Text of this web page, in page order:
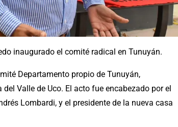
inaugurado el comité radical en Tunuyán.
Departamento propio de Tunuyán,
Valle de Uco. El acto fue encabezado por el
Lombardi, y el presidente de la nueva casa